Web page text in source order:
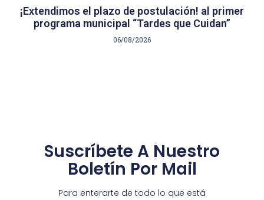
¡Extendimos el plazo de postulación! al primer
programa municipal “Tardes que Cuidan”
06/08/2026
Suscríbete A Nuestro
Boletín Por Mail
Para enterarte de todo lo que está